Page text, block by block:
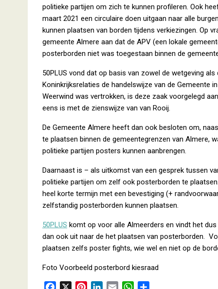
politieke partijen om zich te kunnen profileren. Ook
maart 2021 een circulaire doen uitgaan naar alle
kunnen plaatsen van borden tijdens verkiezingen. Op
gemeente Almere aan dat de APV (een lokale
posterborden niet was toegestaan binnen de
50PLUS vond dat op basis van zowel de wetgeving
Koninkrijksrelaties de handelswijze van de Gemeente
Weerwind was vertrokken, is deze zaak voorgelegd
eens is met de zienswijze van van Rooij.
De Gemeente Almere heeft dan ook besloten om,
te plaatsen binnen de gemeentegrenzen van Almere,
politieke partijen posters kunnen aanbrengen.
Daarnaast is – als uitkomst van een gesprek tussen
politieke partijen om zelf ook posterborden te
heel korte termijn met een bevestiging (+
zelfstandig posterborden kunnen plaatsen.
50PLUS komt op voor alle Almeerders en vindt het
dan ook uit naar de het plaatsen van posterborden.
plaatsen zelfs poster fights, wie wel en niet op de
Foto Voorbeeld posterbord kiesraad
W